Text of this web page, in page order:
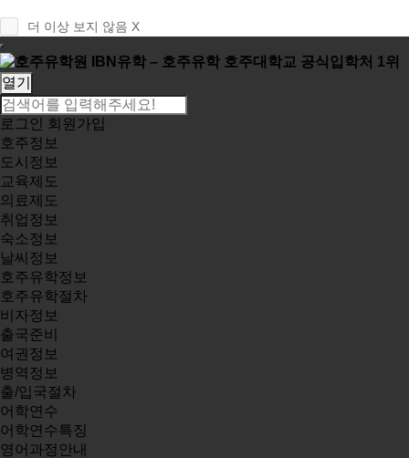
더 이상 보지 않음 X
열기
로그인
회원가입
호주정보
도시정보
교육제도
의료제도
취업정보
숙소정보
날씨정보
호주유학정보
호주유학절차
비자정보
출국준비
여권정보
병역정보
출/입국절차
어학연수
어학연수특징
영어과정안내